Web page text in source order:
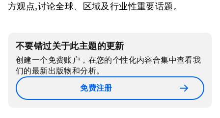
方观点,讨论全球、区域及行业性重要话题。
不要错过关于此主题的更新
创建一个免费账户，在您的个性化内容合集中查看我
们的最新出版物和分析。
免费注册